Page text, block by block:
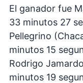
El ganador fue
33 minutos 27
Pellegrino
minutos 15
Rodrigo
minutos 19